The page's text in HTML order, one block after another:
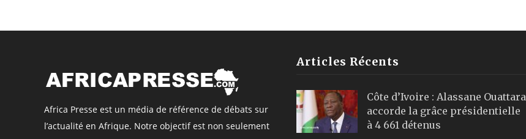
Africa Presse est un média de référence de débats sur
l’actualité en Afrique. Notre objectif est non seulement
Articles Récents
Côte d’Ivoire : Alassane Ouattara
accorde la grâce présidentielle
à 4 661 détenus